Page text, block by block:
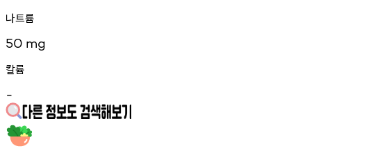
나트륨
50 mg
칼륨
-